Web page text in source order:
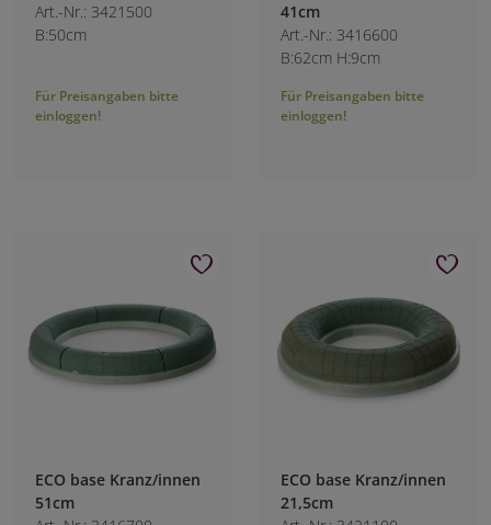
Art.-Nr.: 3421500
B:50cm
Für Preisangaben bitte
einloggen!
41cm
Art.-Nr.: 3416600
B:62cm H:9cm
Für Preisangaben bitte
einloggen!
ECO base Kranz/innen
51cm
ECO base Kranz/innen
21,5cm